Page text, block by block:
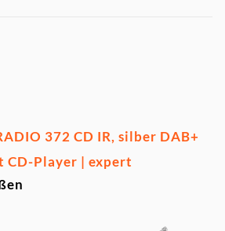
372 CD IR, silber DAB+
Player | expert